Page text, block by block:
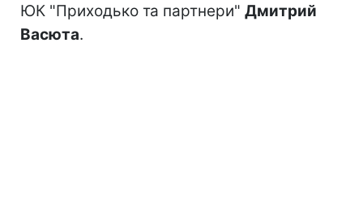
ЮК "Приходько та партнери" Дмитрий
Васюта.